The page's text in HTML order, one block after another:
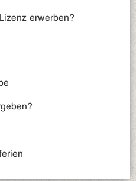
erwerben?